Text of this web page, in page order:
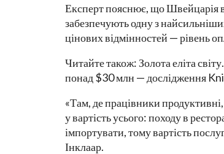
Експерт пояснює, що Швейцарія
забезпечують одну з
цінових відмінностей — рівень
Читайте також: Золота еліта
понад $30 млн — дослідження
«Там, де працівники
у вартість усього: походу в
імпортувати, тому вартість
Інклаар.